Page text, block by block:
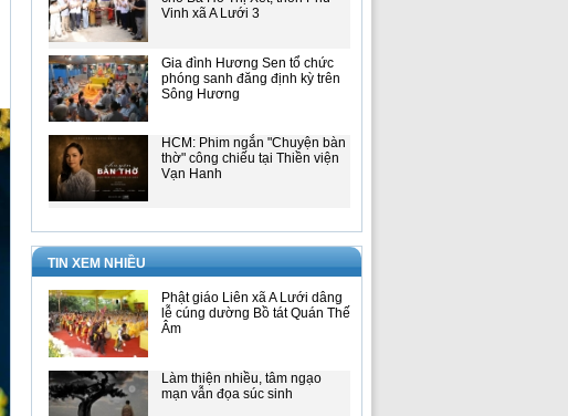
Vinh xã A Lưới 3
Gia đình Hương Sen tổ chức
phóng sanh đăng định kỳ trên
Sông Hương
HCM: Phim ngắn "Chuyện bàn
thờ" công chiếu tại Thiền viện
Vạn Hanh
TIN XEM NHIỀU
Phật giáo Liên xã A Lưới dâng
lễ cúng dường Bồ tát Quán Thế
Âm
Làm thiện nhiều, tâm ngạo
mạn vẫn đọa súc sinh